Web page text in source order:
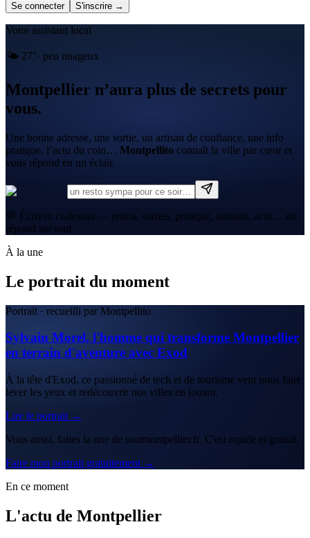
Se connecter S'inscrire →
Votre assistant local
🌤️ 27°· peu nuageux
Montpellier n’aura plus de secrets pour
vous.
Une bonne adresse, une sortie, un artisan de confiance, une info
pratique, l’actu du coin… Montpellito connaît la ville par cœur et
vous répond en un éclair.
💬 Écrivez ci-dessus — restos, sorties, pratique, artisans, actu… on
répond sur tout.
À la une
Le portrait du moment
Portrait · recueilli par Montpellito
Sylvain Morel, l'homme qui transforme Montpellier
en terrain d'aventure avec Exod
À la tête d'Exod, ce passionné de tech et de tourisme veut nous faire
lever les yeux et redécouvrir nos villes en jouant.
Lire le portrait →
Vous aussi, faites la une de toutmontpellier.fr. C'est rapide et gratuit.
Faire mon portrait gratuitement →
En ce moment
L'actu de Montpellier